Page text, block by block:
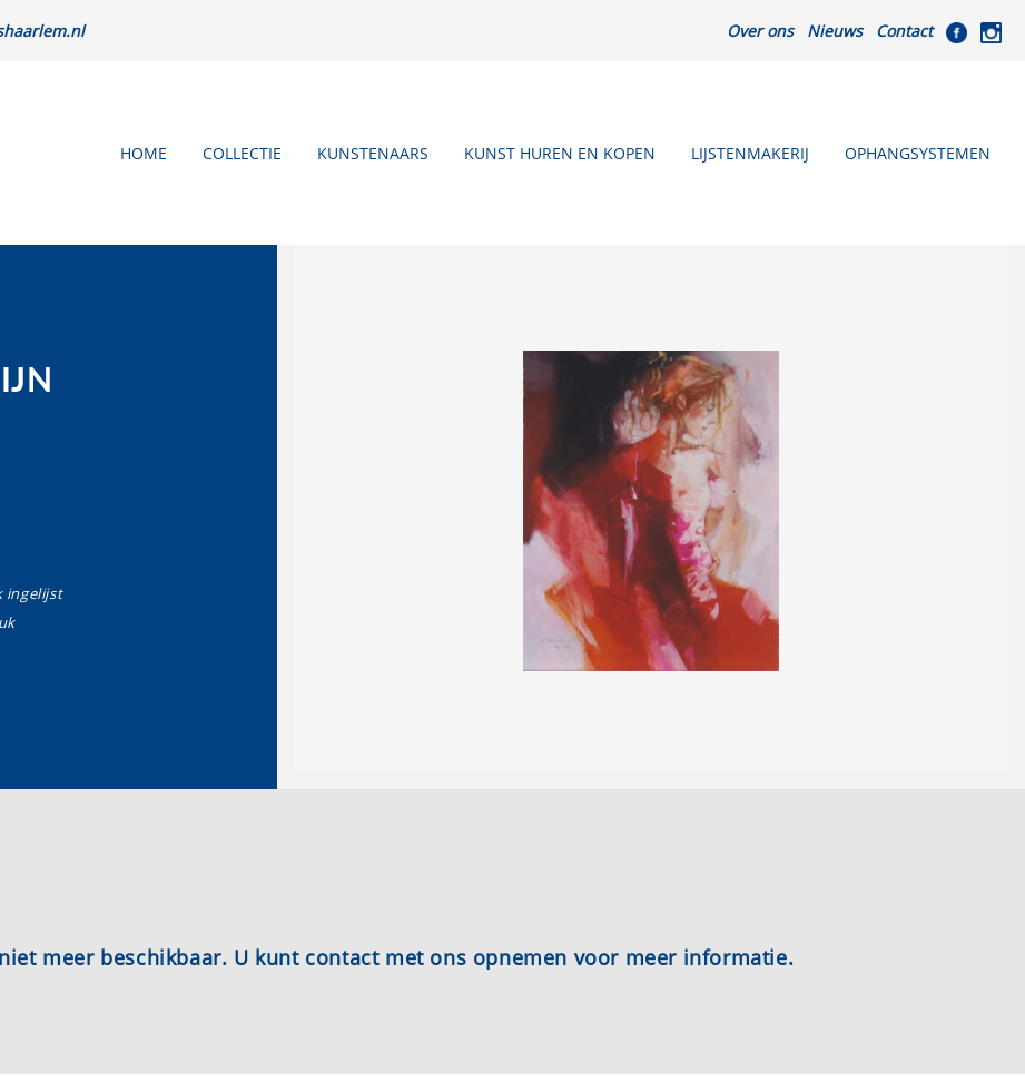
Over ons Nieuws Contact
HOME COLLECTIE KUNSTENAARS KUNST HUREN EN KOPEN LIJSTENMAKERIJ OPHANGSYSTEMEN
ingelijst
meer beschikbaar. U kunt contact met ons opnemen voor meer informatie.